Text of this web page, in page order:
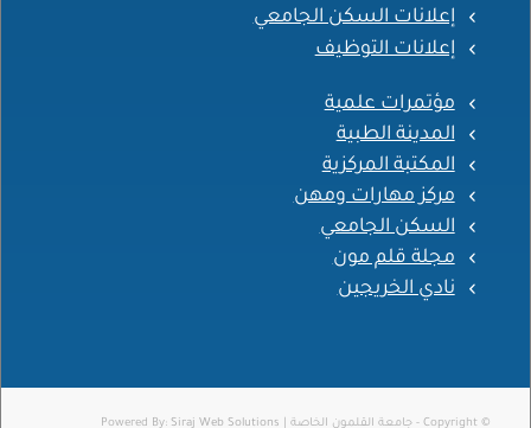
إعلانات السكن الجامعي
إعلانات التوظيف
مؤتمرات علمية
المدينة الطبية
المكتبة المركزية
مركز مهارات ومهن
السكن الجامعي
مجلة قلم مون
نادي الخريجين
© Copyright - جامعة القلمون الخاصة | Powered By: Siraj Web Solutions